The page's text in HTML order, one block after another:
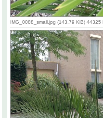
IMG_0088_small.jpg (143.79 KiB) 44325